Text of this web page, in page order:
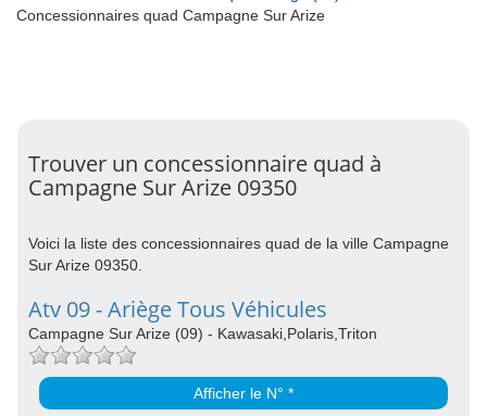
Concessionnaires quad Campagne Sur Arize
Trouver un concessionnaire quad à
Campagne Sur Arize 09350
Voici la liste des concessionnaires quad de la ville Campagne
Sur Arize 09350.
Atv 09 - Ariège Tous Véhicules
Campagne Sur Arize (09) - Kawasaki,Polaris,Triton
Afficher le N° *